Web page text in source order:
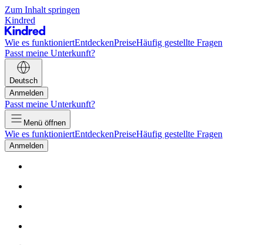
Zum Inhalt springen
Kindred
Wie es funktioniertEntdeckenPreiseHäufig gestellte Fragen
Passt meine Unterkunft?
Deutsch
Anmelden
Passt meine Unterkunft?
Menü öffnen
Wie es funktioniertEntdeckenPreiseHäufig gestellte Fragen
Anmelden